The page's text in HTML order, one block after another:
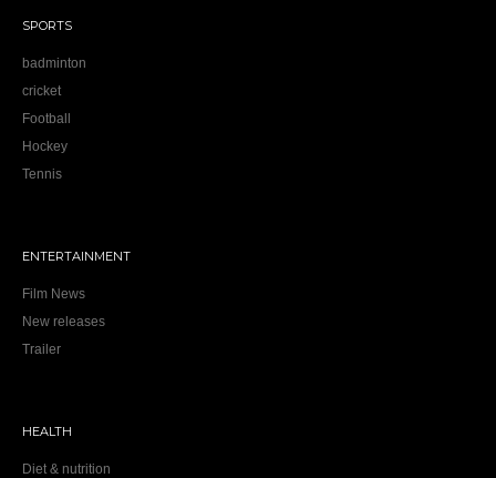
SPORTS
badminton
cricket
Football
Hockey
Tennis
ENTERTAINMENT
Film News
New releases
Trailer
HEALTH
Diet & nutrition